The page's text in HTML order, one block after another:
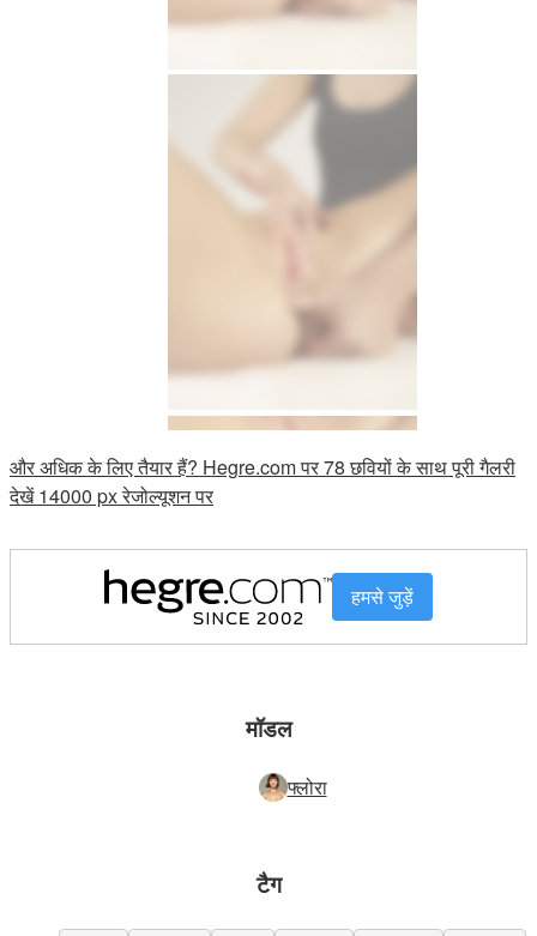
और अधिक के लिए तैयार हैं? Hegre.com पर 78 छवियों के साथ पूरी गैलरी
देखें 14000 px रेजोल्यूशन पर
हमसे जुड़ें
मॉडल
फ्लोरा
टैग